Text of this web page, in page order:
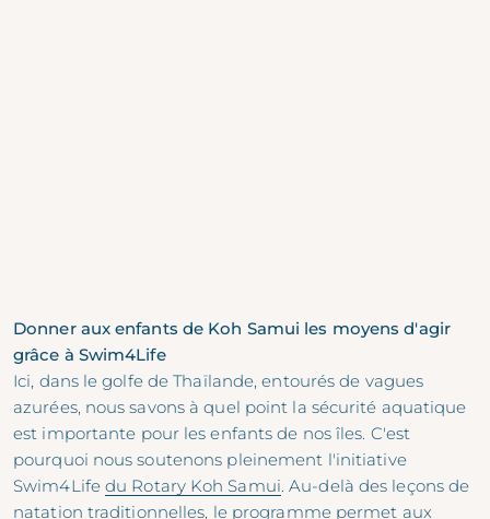
Donner aux enfants de Koh Samui les moyens d'agir
grâce à Swim4Life
Ici, dans le golfe de Thaïlande, entourés de vagues
azurées, nous savons à quel point la sécurité aquatique
est importante pour les enfants de nos îles. C'est
pourquoi nous soutenons pleinement l'initiative
Swim4Life du Rotary Koh Samui. Au-delà des leçons de
natation traditionnelles, le programme permet aux